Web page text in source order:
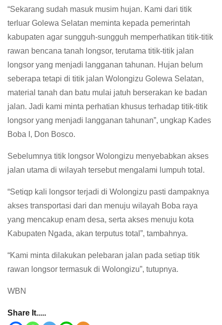
“Sekarang sudah masuk musim hujan. Kami dari titik
terluar Golewa Selatan meminta kepada pemerintah
kabupaten agar sungguh-sungguh memperhatikan titik-titik
rawan bencana tanah longsor, terutama titik-titik jalan
longsor yang menjadi langganan tahunan. Hujan belum
seberapa tetapi di titik jalan Wolongizu Golewa Selatan,
material tanah dan batu mulai jatuh berserakan ke badan
jalan. Jadi kami minta perhatian khusus terhadap titik-titik
longsor yang menjadi langganan tahunan”, ungkap Kades
Boba I, Don Bosco.
Sebelumnya titik longsor Wolongizu menyebabkan akses
jalan utama di wilayah tersebut mengalami lumpuh total.
“Setiqp kali longsor terjadi di Wolongizu pasti dampaknya
akses transportasi dari dan menuju wilayah Boba raya
yang mencakup enam desa, serta akses menuju kota
Kabupaten Ngada, akan terputus total”, tambahnya.
“Kami minta dilakukan pelebaran jalan pada setiap titik
rawan longsor termasuk di Wolongizu”, tutupnya.
WBN
Share It.....